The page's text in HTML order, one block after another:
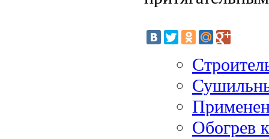
Обогрев